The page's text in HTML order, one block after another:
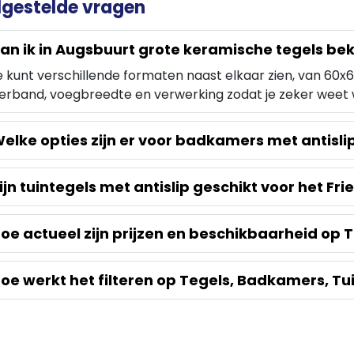
vragen
ik in Augsbuurt grote keramische tegels
kunt verschillende formaten naast elkaar zien, van
voegbreedte en verwerking zodat je zeker weet
opties zijn er voor badkamers met
tuintegels met antislip geschikt voor het
actueel zijn prijzen en beschikbaarheid op
werkt het filteren op Tegels, Badkamers,